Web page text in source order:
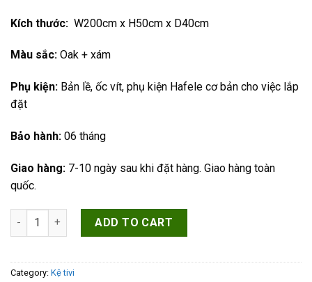
Kích thước: W200cm x H50cm x D40cm
Màu sắc: Oak + xám
Phụ kiện: Bản lề, ốc vít, phụ kiện Hafele cơ bản cho việc lắp
đặt
Bảo hành: 06 tháng
Giao hàng: 7-10 ngày sau khi đặt hàng. Giao hàng toàn
quốc.
Kệ tivi hiện đại, kệ tivi gỗ công nghiệp HN-TV.003 quantity
ADD TO CART
Category: Kệ tivi